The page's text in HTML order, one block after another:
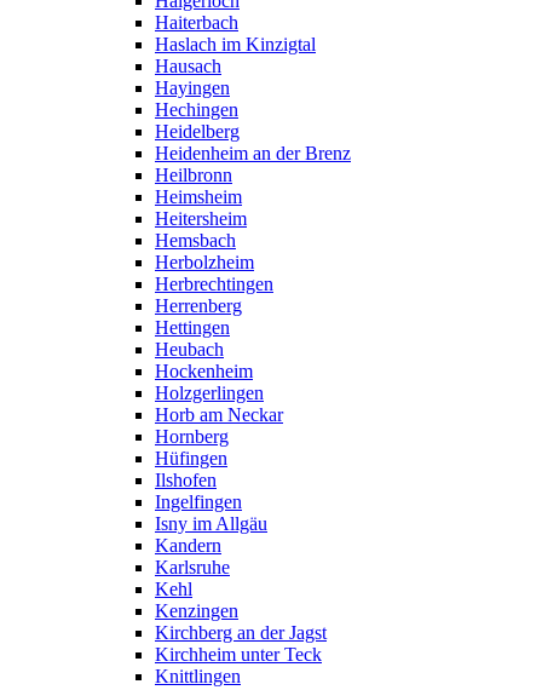
Haiterbach
Haslach im Kinzigtal
Hausach
Hayingen
Hechingen
Heidelberg
Heidenheim an der Brenz
Heilbronn
Heimsheim
Heitersheim
Hemsbach
Herbolzheim
Herbrechtingen
Herrenberg
Hettingen
Heubach
Hockenheim
Holzgerlingen
Horb am Neckar
Hornberg
Hüfingen
Ilshofen
Ingelfingen
Isny im Allgäu
Kandern
Karlsruhe
Kehl
Kenzingen
Kirchberg an der Jagst
Kirchheim unter Teck
Knittlingen